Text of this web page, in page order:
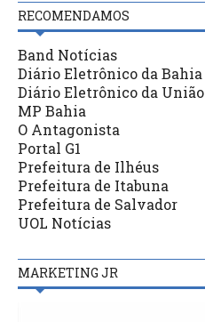
RECOMENDAMOS
Band Notícias
Diário Eletrônico da Bahia
Diário Eletrônico da União
MP Bahia
O Antagonista
Portal G1
Prefeitura de Ilhéus
Prefeitura de Itabuna
Prefeitura de Salvador
UOL Notícias
MARKETING JR